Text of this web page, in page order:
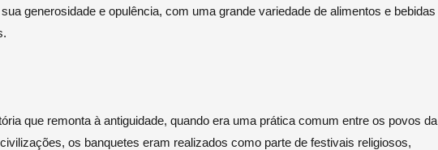
generosidade e opulência, com uma grande variedade de alimentos e bebidas
que remonta à antiguidade, quando era uma prática comum entre os povos da
os banquetes eram realizados como parte de festivais religiosos,